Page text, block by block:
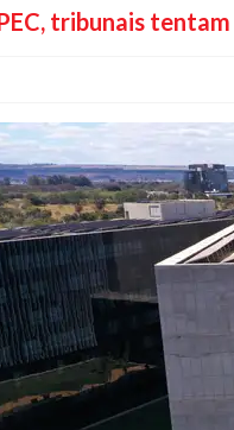
tribunais